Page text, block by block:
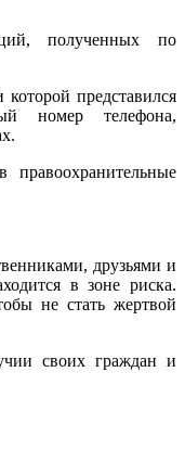
полученных по
представился
номер телефона,
друзьями и
в зоне риска.
не стать жертвой
своих граждан и